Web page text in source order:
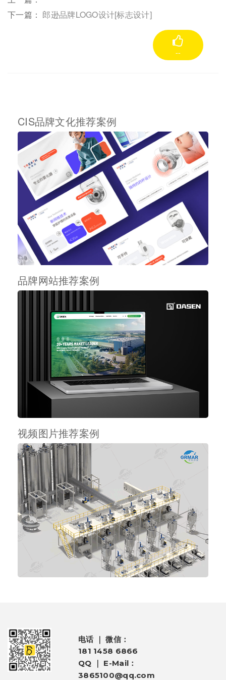
下一篇： 郎逊品牌LOGO设计[标志设计]
--
CIS品牌文化推荐案例
品牌网站推荐案例
视频图片推荐案例
电话 ｜ 微信：
181 1458 6866
QQ ｜ E-Mail：
3865100@qq.com